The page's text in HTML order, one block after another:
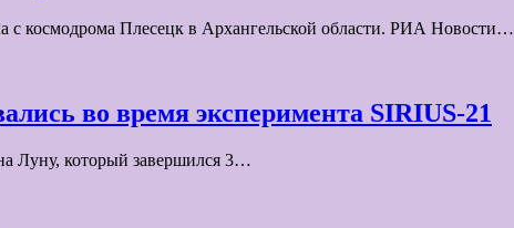
с космодрома Плесецк в Архангельской области. РИА Новости…
во время эксперимента SIRIUS-21
Луну, который завершился 3…